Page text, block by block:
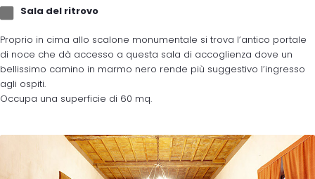
Sala del ritrovo
Proprio in cima allo scalone monumentale si trova l’antico portale
di noce che dà accesso a questa sala di accoglienza dove un
bellissimo camino in marmo nero rende più suggestivo l’ingresso
agli ospiti.
Occupa una superficie di 60 mq.